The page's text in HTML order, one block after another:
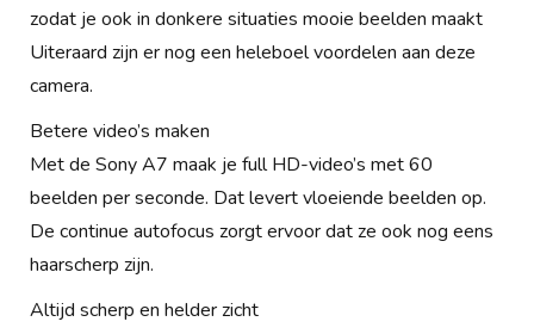
zodat je ook in donkere situaties mooie beelden maakt
Uiteraard zijn er nog een heleboel voordelen aan deze
camera.
Betere video’s maken
Met de Sony A7 maak je full HD-video’s met 60
beelden per seconde. Dat levert vloeiende beelden op.
De continue autofocus zorgt ervoor dat ze ook nog eens
haarscherp zijn.
Altijd scherp en helder zicht